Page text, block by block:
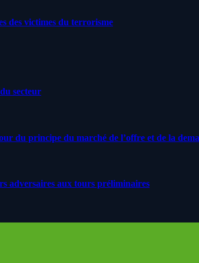
des victimes du terrorisme
secteur
du principe du marché de l’offre et de la
adversaires aux tours préliminaires